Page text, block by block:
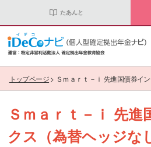
たあんと
トップページ> Ｓｍａｒｔ－ｉ 先進国債券イ
Ｓｍａｒｔ－ｉ 先進
クス（為替ヘッジな